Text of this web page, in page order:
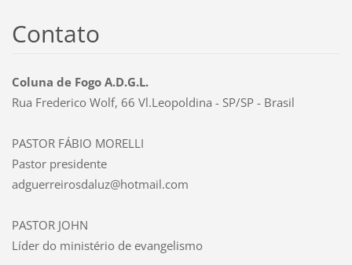
Contato
Coluna de Fogo A.D.G.L.
Rua Frederico Wolf, 66 Vl.Leopoldina - SP/SP - Brasil
PASTOR FÁBIO MORELLI
Pastor presidente
adguerreirosdaluz@hotmail.com
PASTOR JOHN
Líder do ministério de evangelismo